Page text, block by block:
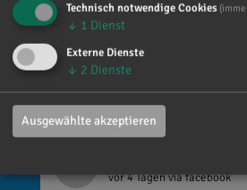
vor 4 Tagenvia facebook
Technisch notwendige Cookies
↓ 1 Dienst
Externe Dienste
↓ 2 Dienste
Ausgewählte akzeptieren